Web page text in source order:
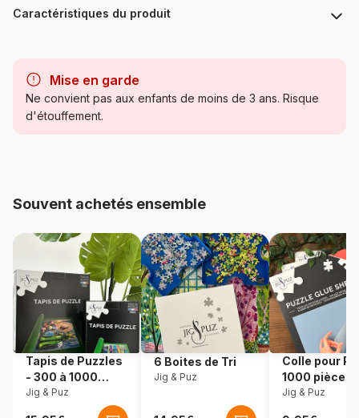
Caractéristiques du produit
Catégorie
Ravensburger-17561
EAN 4005556175611
Nombre de pièces 3000 pièces
Dimensions 121 x 80 cm
Mise en garde
Ne convient pas aux enfants de moins de 3 ans. Risque
d'étouffement.
Souvent achetés ensemble
Tapis de Puzzles
- 300 à 1000
pièces
Jig & Puz
6 Boites de Tri
Jig & Puz
Colle pour
1000 pièces
Jig & Puz